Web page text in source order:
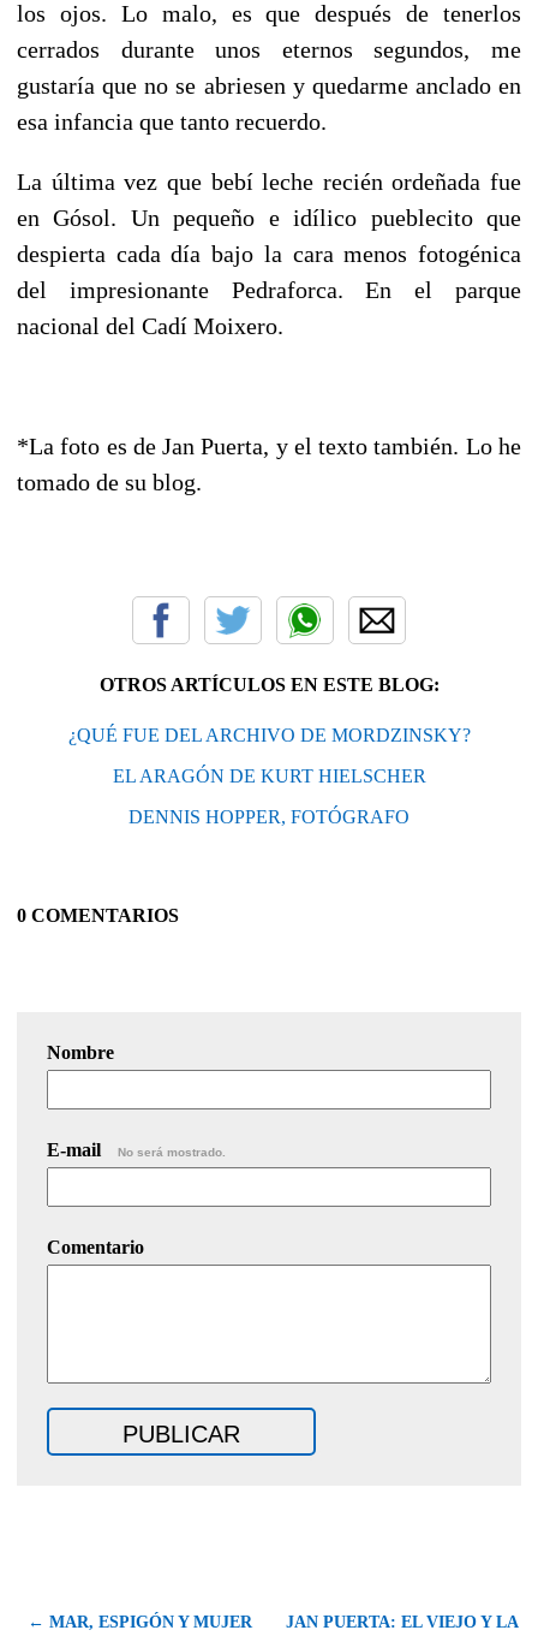
los ojos. Lo malo, es que después de tenerlos
cerrados durante unos eternos segundos, me
gustaría que no se abriesen y quedarme anclado en
esa infancia que tanto recuerdo.
La última vez que bebí leche recién ordeñada fue
en Gósol. Un pequeño e idílico pueblecito que
despierta cada día bajo la cara menos fotogénica
del impresionante Pedraforca. En el parque
nacional del Cadí Moixero.
*La foto es de Jan Puerta, y el texto también. Lo he
tomado de su blog.
OTROS ARTÍCULOS EN ESTE BLOG:
¿QUÉ FUE DEL ARCHIVO DE MORDZINSKY?
EL ARAGÓN DE KURT HIELSCHER
DENNIS HOPPER, FOTÓGRAFO
0 COMENTARIOS
Nombre
E-mail No será mostrado.
Comentario
← MAR, ESPIGÓN Y MUJER
JAN PUERTA: EL VIEJO Y LA